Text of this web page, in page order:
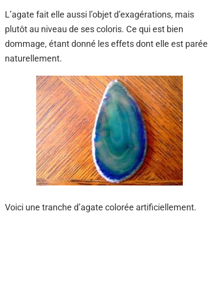
L’agate fait elle aussi l’objet d’exagérations, mais
plutôt au niveau de ses coloris. Ce qui est bien
dommage, étant donné les effets dont elle est parée
naturellement.
Voici une tranche d’agate colorée artificiellement.